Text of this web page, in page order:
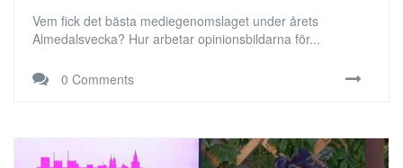
Vem fick det bästa mediegenomslaget under årets
Almedalsvecka? Hur arbetar opinionsbildarna för...
0 Comments